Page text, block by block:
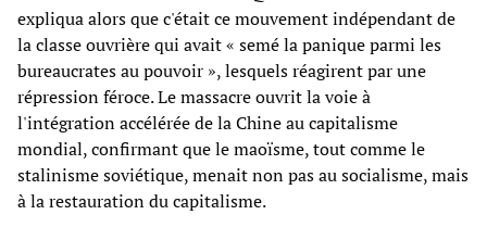
expliqua alors que c'était ce mouvement indépendant de
la classe ouvrière qui avait « semé la panique parmi les
bureaucrates au pouvoir », lesquels réagirent par une
répression féroce. Le massacre ouvrit la voie à
l'intégration accélérée de la Chine au capitalisme
mondial, confirmant que le maoïsme, tout comme le
stalinisme soviétique, menait non pas au socialisme, mais
à la restauration du capitalisme.